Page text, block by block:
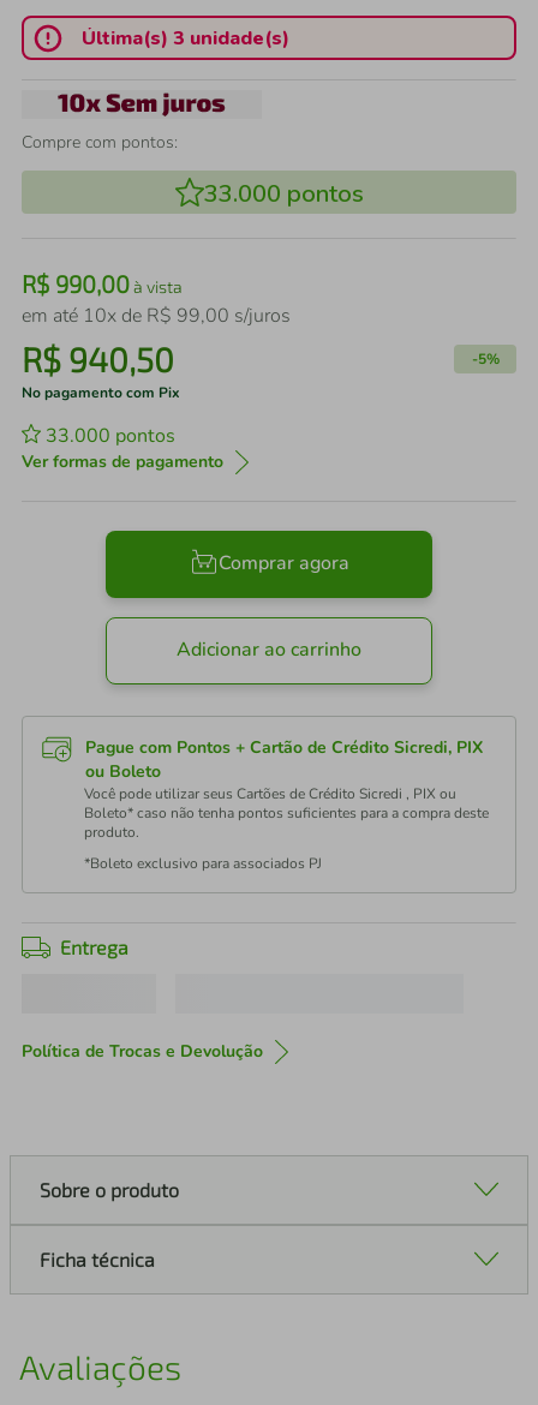
Última(s) 3 unidade(s)
Compre com pontos:
33.000 pontos
R$ 990,00à vista
em até 10x de R$ 99,00 s/juros
R$ 940,50 -5%
No pagamento com Pix
33.000 pontos
Ver formas de pagamento
Comprar agora
Adicionar ao carrinho
Pague com Pontos + Cartão de Crédito Sicredi, PIX
ou Boleto
Você pode utilizar seus Cartões de Crédito Sicredi , PIX ou
Boleto* caso não tenha pontos suficientes para a compra deste
produto.
*Boleto exclusivo para associados PJ
Entrega
Política de Trocas e Devolução
Sobre o produto
Ficha técnica
Avaliações